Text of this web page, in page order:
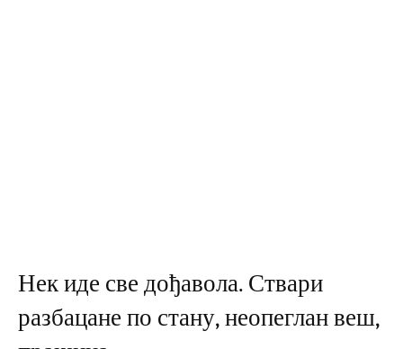
Нек иде све дођавола. Ствари
разбацане по стану, неопеглан веш,